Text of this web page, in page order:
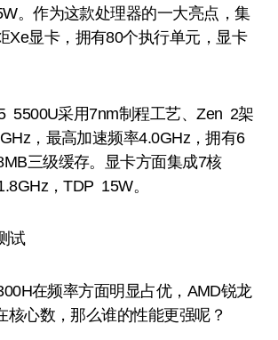
。作为这款处理器的一大亮点，集
Xe显卡，拥有80个执行单元，显卡
采用7nm制程工艺、Zen 2架
，最高加速频率4.0GHz，拥有6
三级缓存。显卡方面集成7核
，TDP 15W。
试
在频率方面明显占优，AMD锐龙
核心数，那么谁的性能更强呢？